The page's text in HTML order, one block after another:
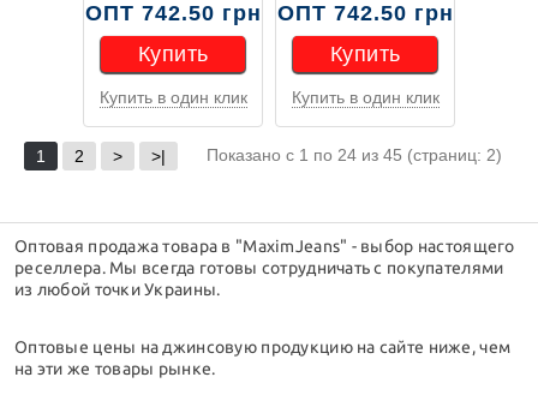
ОПТ 742.50 грн
Купить
Купить
Купить в один клик
ОПТ 742.50 грн
Купить
Купить
Купить в один клик
1 2 > >| Показано с 1 по 24 из 45 (страниц: 2)
Оптовая продажа товара в "MaximJeans" - выбор настоящего
реселлера. Мы всегда готовы сотрудничать с покупателями
из любой точки Украины.
Оптовые цены на джинсовую продукцию на сайте ниже, чем
на эти же товары рынке.